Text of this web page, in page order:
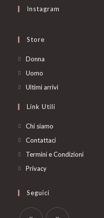
Instagram
Store
Donna
tab
Uomo
in
new
Ultimi arriviOpens
Link Utili
Chi siamo
Contattaci
Termini e Condizioni
Privacy
Seguici